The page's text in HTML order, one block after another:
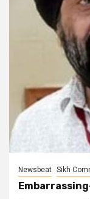
Newsbeat Sikh
Embarrassing-